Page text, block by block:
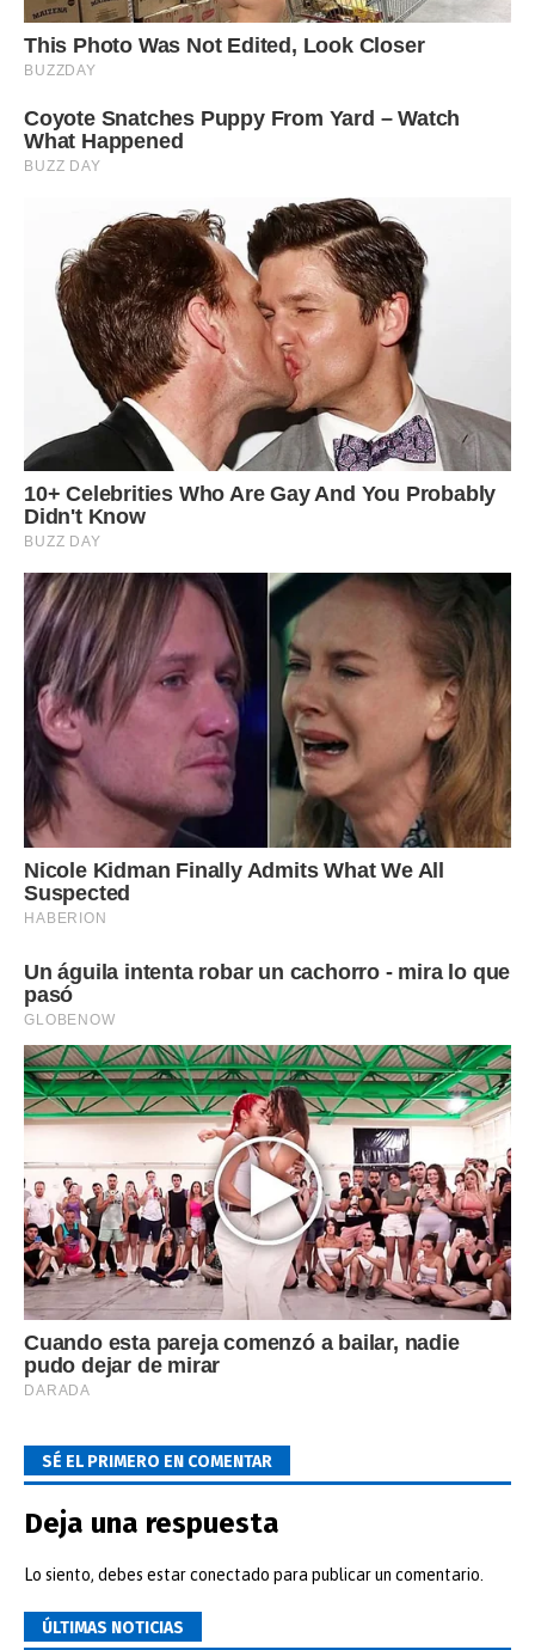
SÉ EL PRIMERO EN COMENTAR
Deja una respuesta
Lo siento, debes estarconectado para publicar un comentario.
ÚLTIMAS NOTICIAS